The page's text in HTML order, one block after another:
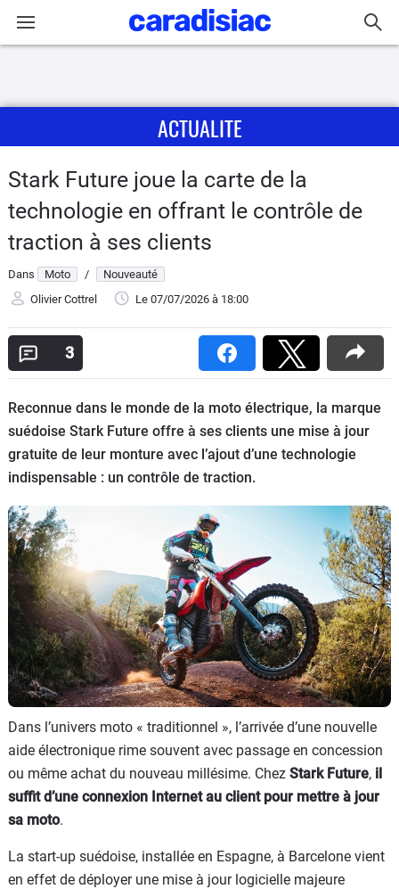
Actu
Essais
Equipement
Avis
Forum
Scooters
125
Marques
Services
Auto
ACTUALITE
Stark Future joue la carte de la
technologie en offrant le contrôle de
traction à ses clients
Dans Moto /
Nouveauté
Olivier Cottrel
Le 07/07/2026 à 18:00
3
Reconnue dans le monde de la moto électrique, la marque
suédoise Stark Future offre à ses clients une mise à jour
gratuite de leur monture avec l’ajout d’une technologie
indispensable : un contrôle de traction.
Dans l’univers moto « traditionnel », l’arrivée d’une nouvelle
aide électronique rime souvent avec passage en concession
ou même achat du nouveau millésime. Chez Stark Future, il
suffit d’une connexion Internet au client pour mettre à jour
sa moto.
La start-up suédoise, installée en Espagne, à Barcelone vient
en effet de déployer une mise à jour logicielle majeure